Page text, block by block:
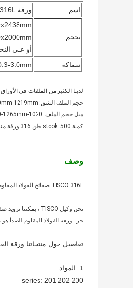
اسم ورقة 316L الفولاذ المقاوم للصدأ
بحجم
أو على
سماكة 3.0mm
لدينا الكثير من الملفات في
حجم الملف الشق: 1000mm 1219mm
ميل حجم الملف: 1020-1060mm 1220-1265mm
كمية stcok: 500 طن 316 ورقة منتجات الفولاذ المقاوم للصدأ
وصف
TISCO 316L صفائح الفولاذ المقاوم للصدأ 2B السطح ، SS 316L ورقة / لوحة
جرا. ورقة الفولاذ المقاوم للصدأ هو
تفاصيل حول منتجاتنا ورقة
1. المواد:
200 series: 201 202